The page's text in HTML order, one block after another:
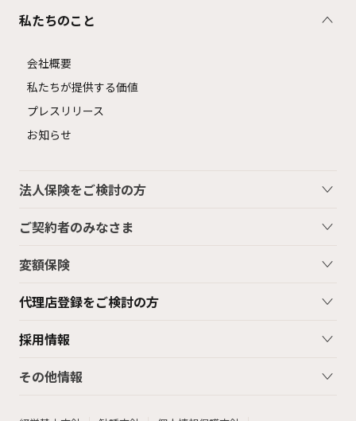
私たちのこと
会社概要
私たちが提供する価値
プレスリリース
お知らせ
法人保険をご検討の方
ご契約者のみなさま
変額保険
代理店登録をご検討の方
採用情報
その他情報